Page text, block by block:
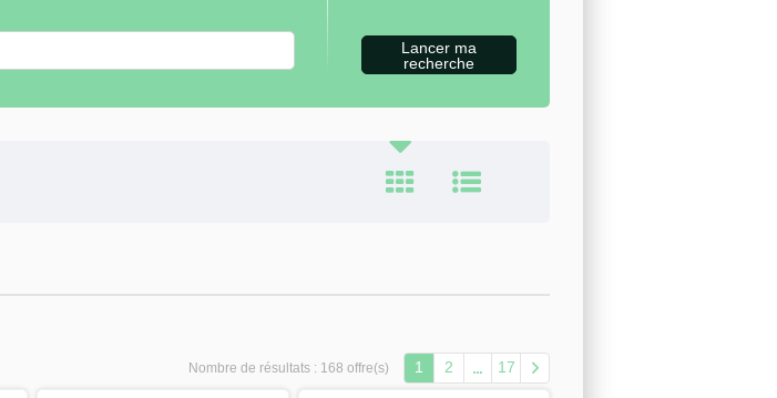
Nombre de résultats : 168 offre(s) 1 2 17